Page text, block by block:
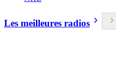
Les meilleures radios